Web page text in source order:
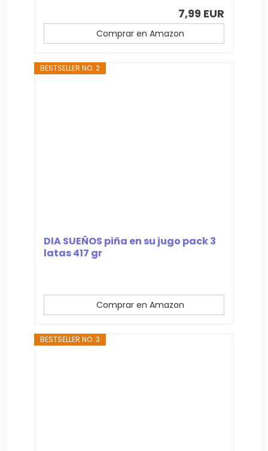
7,99 EUR
Comprar en Amazon
BESTSELLER NO. 2
DIA SUEÑOS piña en su jugo pack 3
latas 417 gr
Comprar en Amazon
BESTSELLER NO. 3